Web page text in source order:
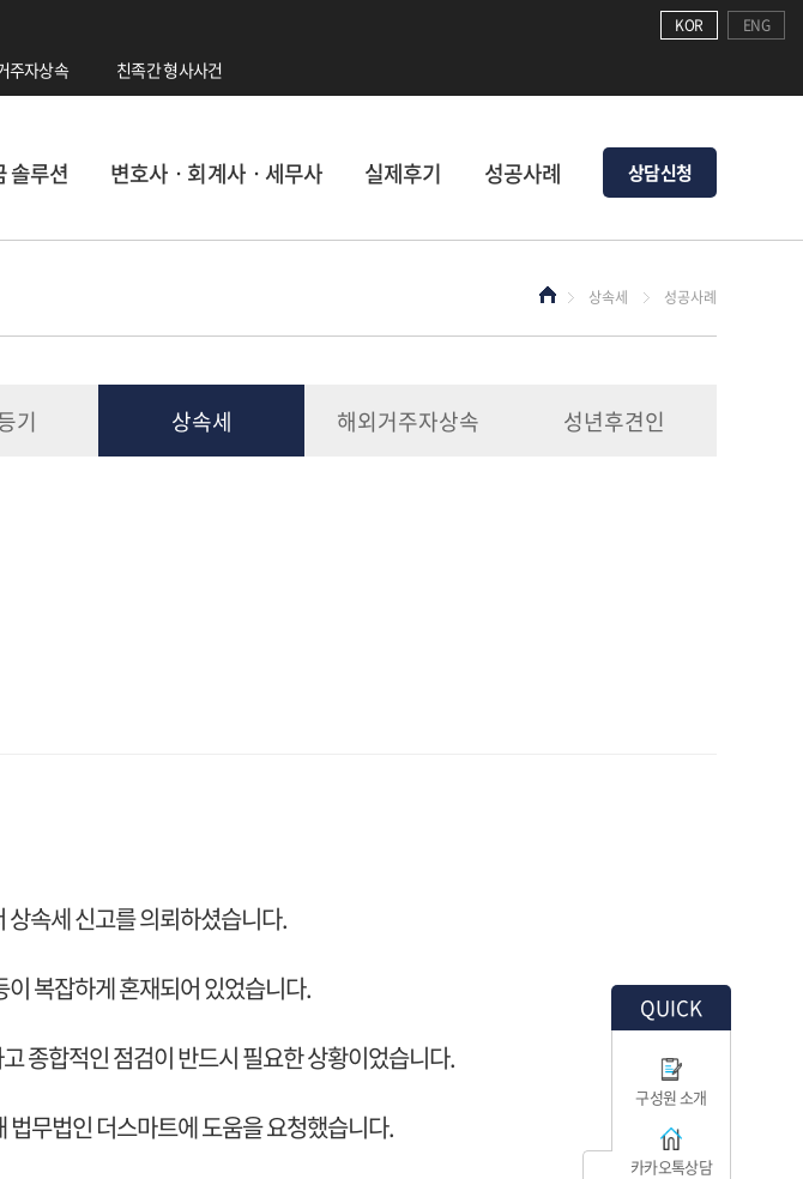
주자상속 친족간 형사사건
KOR ENG
솔루션 변호사ㆍ회계사ㆍ세무사 실제후기 성공사례 상담신청
QUICK
구성원 소개
카카오톡상담
상속세 성공사례
기 상속세 해외거주자상속 성년후견인
속세 신고를 의뢰하셨습니다.
복잡하게 혼재되어 있었습니다.
종합적인 점검이 반드시 필요한 상황이었습니다.
무법인 더스마트에 도움을 요청했습니다.